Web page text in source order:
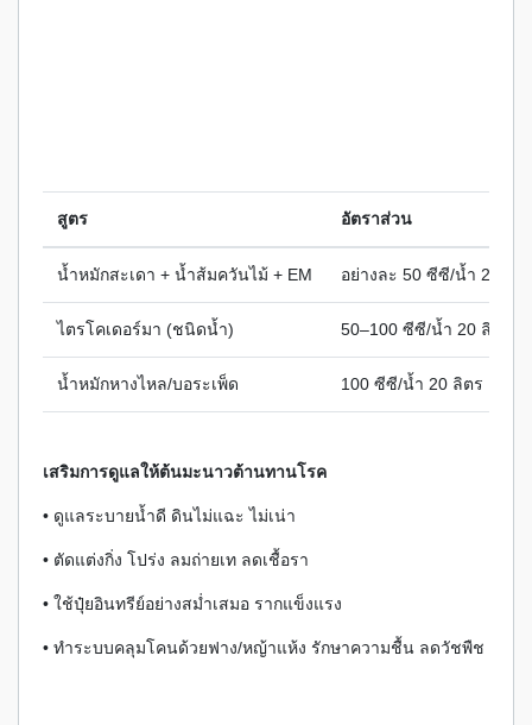
สูตร อัตราส่วน
น้ำหมักสะเดา + น้ำส้มควันไม้ + EM อย่างละ 50 ซีซี/น้ำ 20 ลิต
ไตรโคเดอร์มา (ชนิดน้ำ) 50–100 ซีซี/น้ำ 20 ลิตร
น้ำหมักหางไหล/บอระเพ็ด 100 ซีซี/น้ำ 20 ลิตร
เสริมการดูแลให้ต้นมะนาวต้านทานโรค
• ดูแลระบายน้ำดี ดินไม่แฉะ ไม่เน่า
• ตัดแต่งกิ่ง โปร่ง ลมถ่ายเท ลดเชื้อรา
• ใช้ปุ๋ยอินทรีย์อย่างสม่ำเสมอ รากแข็งแรง
• ทำระบบคลุมโคนด้วยฟาง/หญ้าแห้ง รักษาความชื้น ลดวัชพืช